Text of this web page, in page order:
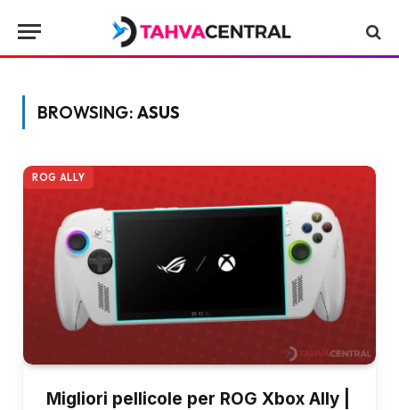
BROWSING: ASUS
ROG ALLY
Migliori pellicole per ROG Xbox Ally |